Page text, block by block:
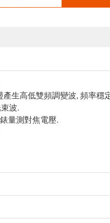
生高低雙頻調變波, 頻率穩
波.
量測對焦電壓.